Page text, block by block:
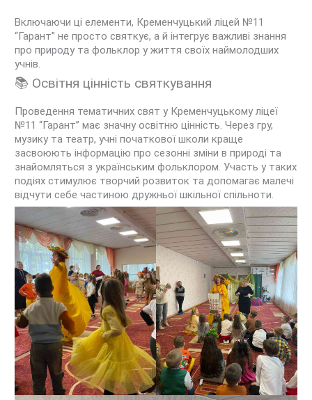
Включаючи ці елементи, Кременчуцький ліцей №11
“Гарант” не просто святкує, а й інтегрує важливі знання
про природу та фольклор у життя своїх наймолодших
учнів.
📚 Освітня цінність святкування
Проведення тематичних свят у Кременчуцькому ліцеї
№11 “Гарант” має значну освітню цінність. Через гру,
музику та театр, учні початкової школи краще
засвоюють інформацію про сезонні зміни в природі та
знайомляться з українським фольклором. Участь у таких
подіях стимулює творчий розвиток та допомагає малечі
відчути себе частиною дружньої шкільної спільноти.